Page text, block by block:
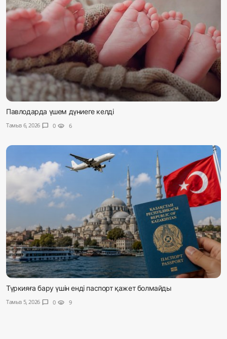
Павлодарда үшем дүниеге келді
Тамыз 6, 2026 chat_bubble 0 visibility 6
Түркияға бару үшін енді паспорт қажет болмайды
Тамыз 5, 2026 chat_bubble 0 visibility 9